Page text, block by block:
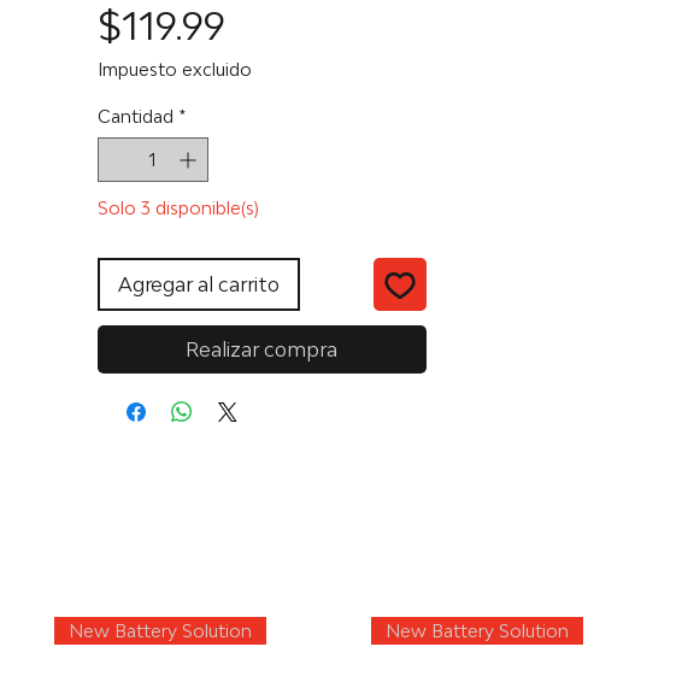
$119.99Precio
Impuesto excluido
Cantidad *
Solo 3 disponible(s)
Agregar al carrito
Realizar compra
New Battery Solution New Battery Solution